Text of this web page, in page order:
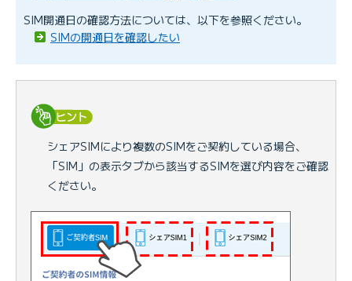
SIM開通日の確認方法については、以下を参照ください。
SIMの開通日を確認したい
シェアSIMにより複数のSIMをご契約している場合、
「SIM」の表示タブから該当するSIMを選び内容をご確認
ください。